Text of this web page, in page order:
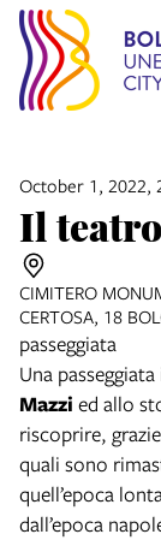
October 1, 2022,
Il
CIMITERO
CERTOSA, 18
passeggiata
Una
Mazzi ed allo
riscoprire,
quali sono
quell’epoca
dall’epoca